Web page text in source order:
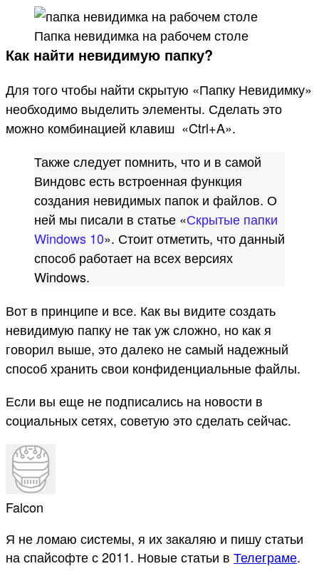
Папка невидимка на рабочем столе
Как найти невидимую папку?
Для того чтобы найти скрытую «Папку Невидимку»
необходимо выделить элементы. Сделать это
можно комбинацией клавиш «Ctrl+A».
Также следует помнить, что и в самой
Виндовс есть встроенная функция
создания невидимых папок и файлов. О
ней мы писали в статье «Скрытые папки
Windows 10». Стоит отметить, что данный
способ работает на всех версиях
Windows.
Вот в принципе и все. Как вы видите создать
невидимую папку не так уж сложно, но как я
говорил выше, это далеко не самый надежный
способ хранить свои конфиденциальные файлы.
Если вы еще не подписались на новости в
социальных сетях, советую это сделать сейчас.
Falcon
Я не ломаю системы, я их закаляю и пишу статьи
на спайсофте с 2011. Новые статьи в Телеграме.